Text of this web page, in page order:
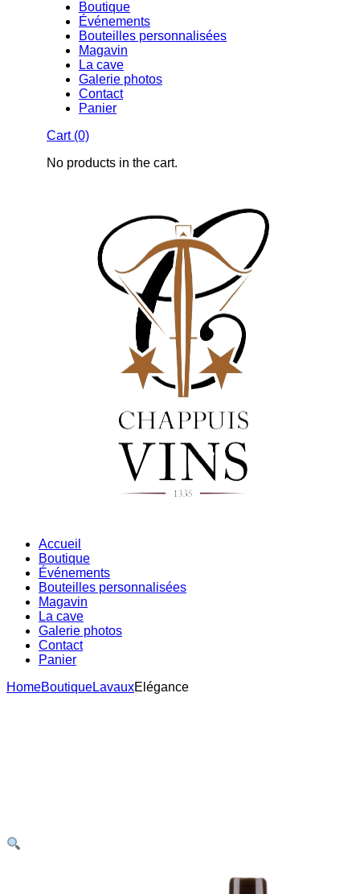
Boutique
Événements
Bouteilles personnalisées
Magavin
La cave
Galerie photos
Contact
Panier
Cart (0)
No products in the cart.
Accueil
Boutique
Événements
Bouteilles personnalisées
Magavin
La cave
Galerie photos
Contact
Panier
HomeBoutiqueLavauxElégance